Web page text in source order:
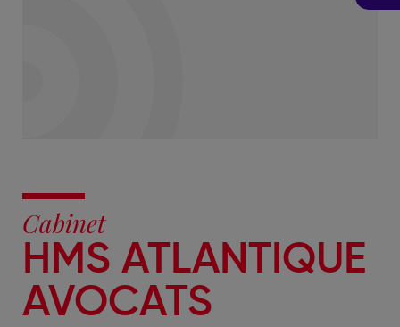
Cabinet
HMS ATLANTIQUE
AVOCATS